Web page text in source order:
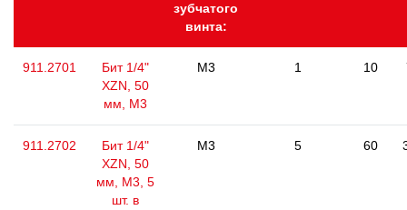
зубчатого
винта:
911.2701
Бит 1/4"
XZN, 50
мм, М3
M3 1 10
911.2702
Бит 1/4"
XZN, 50
мм, М3, 5
шт. в
M3 5 60